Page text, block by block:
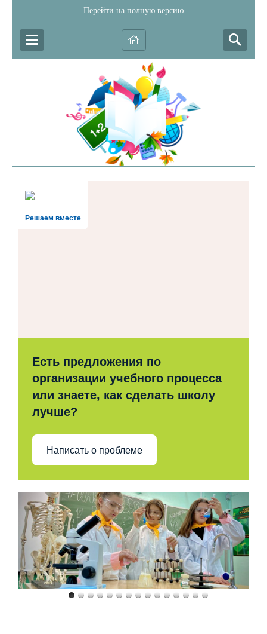
Перейти на полную версию
Решаем вместе
Есть предложения по
организации учебного процесса
или знаете, как сделать школу
лучше?
Написать о проблеме